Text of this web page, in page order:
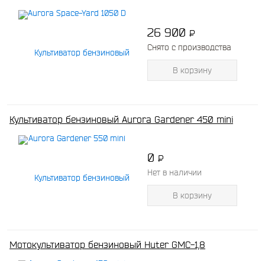
26 900 P
-
Снято с производства
В корзину
Культиватор бензиновый Aurora Gardener 450 mini
0 P
-
Нет в наличии
В корзину
Мотокультиватор бензиновый Huter GMC-1,8